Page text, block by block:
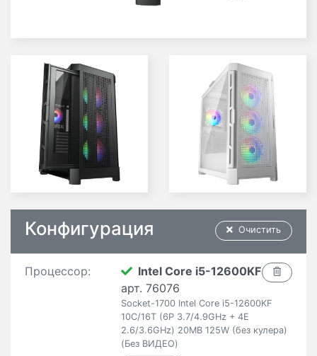
Очистить
Конфигурация
Процессор:
Intel Core i5-12600KF
арт. 76076
Socket-1700 Intel Core i5-12600KF
10C/16T (6P 3.7/4.9GHz + 4E
2.6/3.6GHz) 20MB 125W (без кулера)
(Без ВИДЕО)